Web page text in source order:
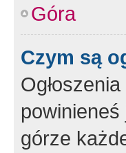
Góra
Czym są
górze